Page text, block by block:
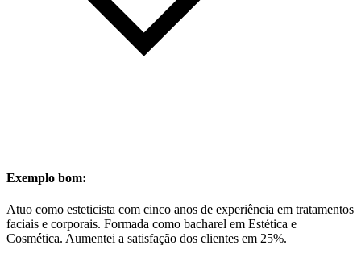
Exemplo bom:
Atuo como esteticista com cinco anos de experiência em tratamentos
faciais e corporais. Formada como bacharel em Estética e
Cosmética. Aumentei a satisfação dos clientes em 25%.